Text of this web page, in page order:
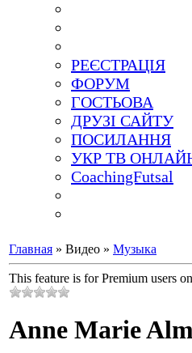
РЕЄСТРАЦІЯ
ФОРУМ
ГОСТЬОВА
ДРУЗІ САЙТУ
ПОСИЛАННЯ
УКР ТВ
CoachingFutsal
Главная » Видео » Музыка
This feature is for Premium users
Anne Marie